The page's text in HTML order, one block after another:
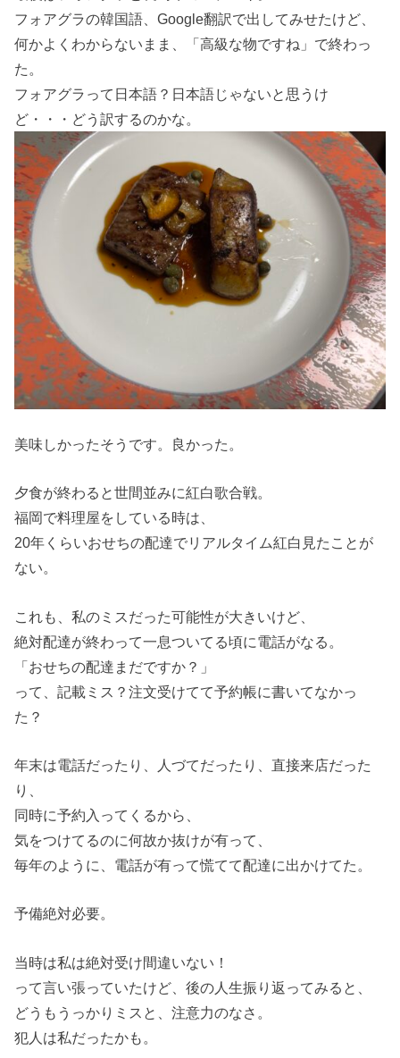
フォアグラの韓国語、Google翻訳で出してみせたけど、
何かよくわからないまま、「高級な物ですね」で終わっ
た。
フォアグラって日本語？日本語じゃないと思うけ
ど・・・どう訳するのかな。
美味しかったそうです。良かった。
夕食が終わると世間並みに紅白歌合戦。
福岡で料理屋をしている時は、
20年くらいおせちの配達でリアルタイム紅白見たことが
ない。
これも、私のミスだった可能性が大きいけど、
絶対配達が終わって一息ついてる頃に電話がなる。
「おせちの配達まだですか？」
って、記載ミス？注文受けてて予約帳に書いてなかっ
た？
年末は電話だったり、人づてだったり、直接来店だった
り、
同時に予約入ってくるから、
気をつけてるのに何故か抜けが有って、
毎年のように、電話が有って慌てて配達に出かけてた。
予備絶対必要。
当時は私は絶対受け間違いない！
って言い張っていたけど、後の人生振り返ってみると、
どうもうっかりミスと、注意力のなさ。
犯人は私だったかも。